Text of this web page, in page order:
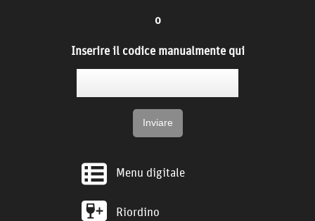
o
Inserire il codice manualmente qui
Menu digitale
Riordino